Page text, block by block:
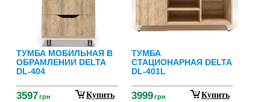
ТУМБА МОБИЛЬНАЯ В
ОБРАМЛЕНИИ DELTA
DL-404
3597грн Купить
ТУМБА
СТАЦИОНАРНАЯ DELTA
DL-401L
3999грн Купить